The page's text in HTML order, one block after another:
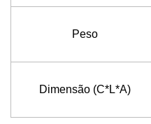
Peso
Dimensão (C*L*A)